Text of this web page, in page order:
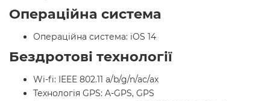
Операційна система
Операційна система: iOS 14
Бездротові технології
Wi-fi: IEEE 802.11 a/b/g/n/ac/ax
Технологія GPS: A-GPS, GPS